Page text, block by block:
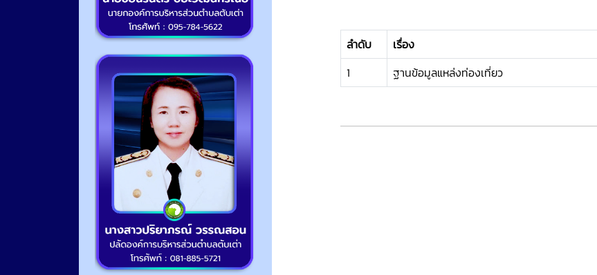
ลำดับ เรื่อง
1
ฐานข้อมูลแหล่งท่องเที่ยว